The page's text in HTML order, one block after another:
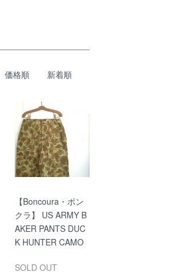
価格順 新着順
【Boncoura・ボン
クラ】 US ARMY B
AKER PANTS DUC
K HUNTER CAMO
SOLD OUT